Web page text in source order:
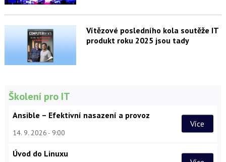
Vítězové posledního kola soutěže IT
produkt roku 2025 jsou tady
Školení pro IT
Ansible – Efektivní nasazení a provoz
14. 9. 2026 9:00
Více
Úvod do Linuxu